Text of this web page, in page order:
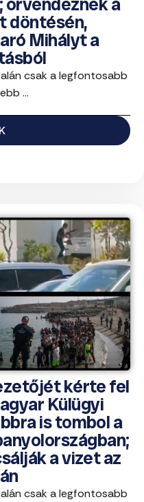
döntésén,
Mihályt a
csak a legfontosabb
...
kérte fel
Külügyi
is tombol a
a vizet az
csak a legfontosabb